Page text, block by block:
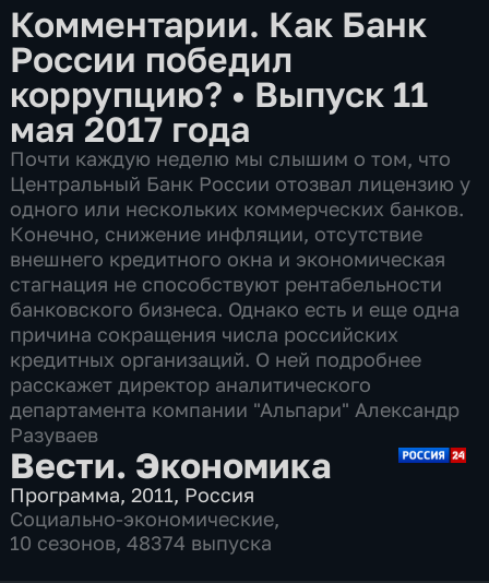
Комментарии. Как Банк
России победил
коррупцию? • Выпуск 11
мая 2017 года
Почти каждую неделю мы слышим о том, что
Центральный Банк России отозвал лицензию у
одного или нескольких коммерческих банков.
Конечно, снижение инфляции, отсутствие
внешнего кредитного окна и экономическая
стагнация не способствуют рентабельности
банковского бизнеса. Однако есть и еще одна
причина сокращения числа российских
кредитных организаций. О ней подробнее
расскажет директор аналитического
департамента компании "Альпари" Александр
Разуваев
Вести. Экономика
Программа,2011, Россия
Социально-экономические,
10 сезонов, 48374 выпуска